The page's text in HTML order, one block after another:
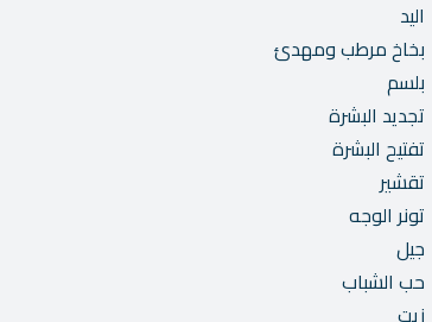
اليد
بخاخ مرطب ومهدئ
بلسم
تجديد البشرة
تفتيح البشرة
تقشير
تونر الوجه
جيل
حب الشباب